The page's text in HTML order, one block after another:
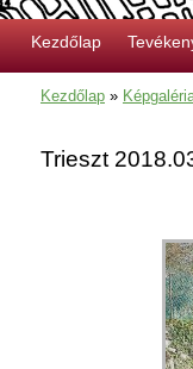
Kezdőlap
Kezdőlap »
Trieszt